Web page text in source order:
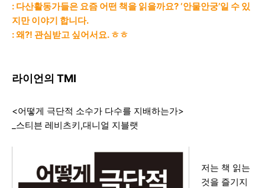
: 다산활동가들은 요즘 어떤 책을 읽을까요? ‘안물안궁’일 수 있
지만 이야기 합니다.
: 왜?! 관심받고 싶어서요. ㅎㅎ
라이언의 TMI
<어떻게 극단적 소수가 다수를 지배하는가>
_스티븐 레비츠키,대니얼 지블랫
저는 책 읽는
것을 즐기지